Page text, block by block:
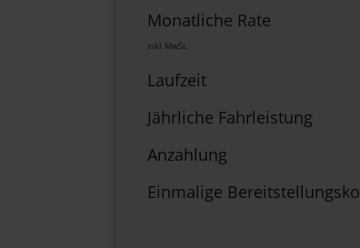
Monatliche Rate
inkl. MwSt.
Laufzeit
Jährliche Fahrleistung
Anzahlung
Einmalige